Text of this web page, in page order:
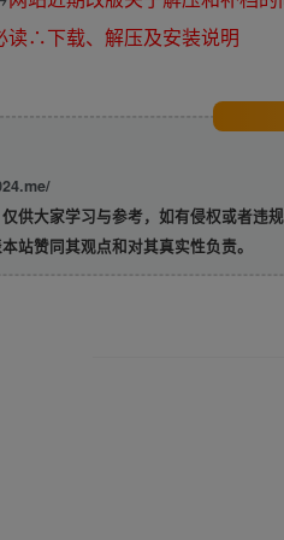
读∴下载、解压及安装说明
供大家学习与参考，如有侵权或者
站赞同其观点和对其真实性负责。